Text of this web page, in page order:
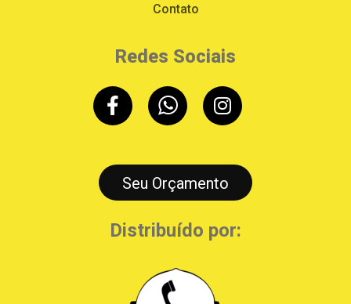
Contato
Redes Sociais
Seu Orçamento
Distribuído por: